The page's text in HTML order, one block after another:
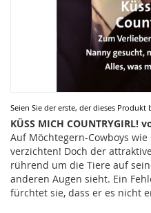
Seien Sie der erste, der dieses Produkt
KÜSS MICH COUNTRYGIRL!
Auf Möchtegern-Cowboys
verzichten! Doch der
rührend um die Tiere auf
anderen Augen sieht. Ein
fürchtet sie, dass er es nicht
Zum
Anfang
der
Bildergalerie
springen